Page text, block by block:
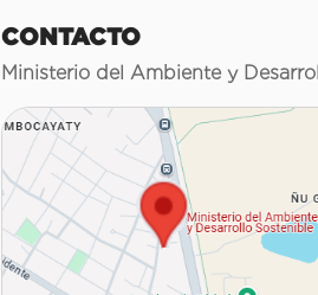
CONTACTO
Ministerio del Ambiente y